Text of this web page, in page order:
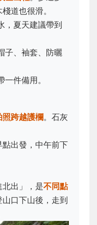
道也很滑。
，夏天建議帶到
子、袖套、防曬
件備用。
跨越護欄。石灰
出發，中午前下
出」，是不同點
山口下山後，走到